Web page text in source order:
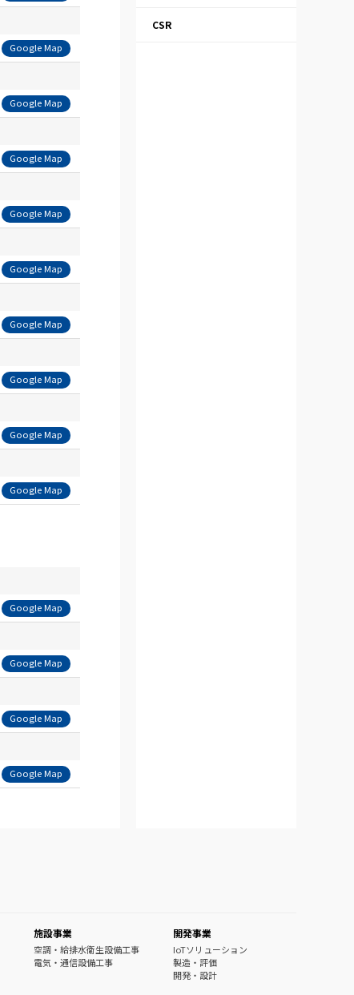
Google Map
Google Map
Google Map
Google Map
Google Map
Google Map
Google Map
Google Map
Google Map
Google Map
Google Map
Google Map
Google Map
CSR
施設事業
空調・給排水衛生設備工事
電気・通信設備工事
開発事業
IoTソリューション
製造・評価
開発・設計